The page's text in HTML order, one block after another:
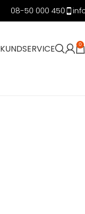
08-50 000 450
KUNDSERVICE 0